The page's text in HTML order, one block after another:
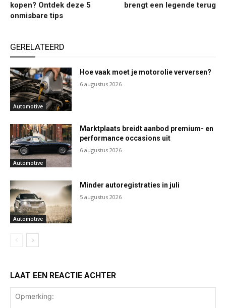
kopen? Ontdek deze 5
onmisbare tips
brengt een legende terug
GERELATEERD
Automotive
Hoe vaak moet je motorolie verversen?
6 augustus 2026
Automotive
Marktplaats breidt aanbod premium- en
performance occasions uit
6 augustus 2026
Automotive
Minder autoregistraties in juli
5 augustus 2026
LAAT EEN REACTIE ACHTER